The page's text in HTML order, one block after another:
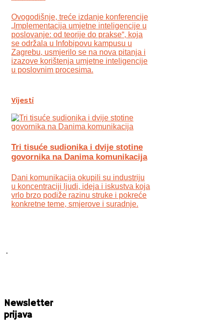
Ovogodišnje, treće izdanje konferencije
„Implementacija umjetne inteligencije u
poslovanje: od teorije do prakse“, koja
se održala u Infobipovu kampusu u
Zagrebu, usmjerilo se na nova pitanja i
izazove korištenja umjetne inteligencije
u poslovnim procesima.
Vijesti
Tri tisuće sudionika i dvije stotine
govornika na Danima komunikacija
Dani komunikacija okupili su industriju
u koncentraciji ljudi, ideja i iskustva koja
vrlo brzo podiže razinu struke i pokreće
konkretne teme, smjerove i suradnje.
.
Newsletter
prijava